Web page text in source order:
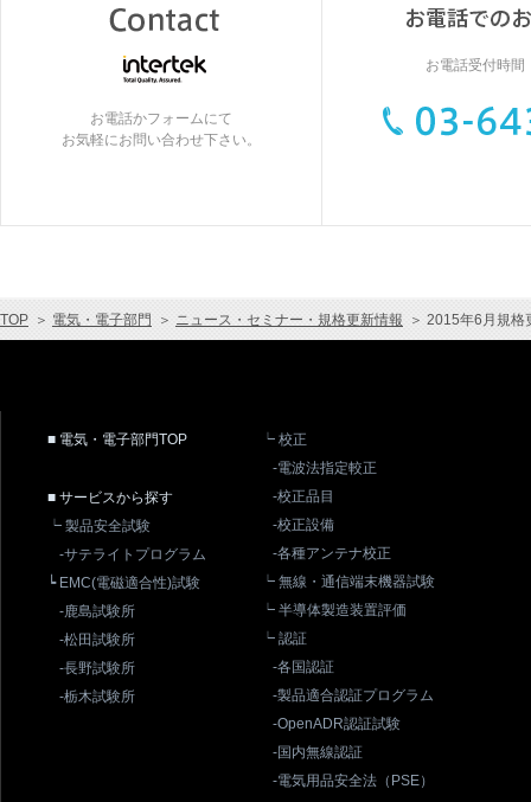
お電話かフォームにて
お気軽にお問い合わせ下さい。
お電話受付時間
TOP ＞ 電気・電子部門 ＞ ニュース・セミナー・規格更新情報 ＞ 2015年6月規格
■ 電気・電子部門TOP
■ サービスから探す
┕ 製品安全試験
-サテライトプログラム
┕ EMC(電磁適合性)試験
-鹿島試験所
-松田試験所
-長野試験所
-栃木試験所
┕ 校正
-電波法指定較正
-校正品目
-校正設備
-各種アンテナ校正
┕ 無線・通信端末機器試験
┕ 半導体製造装置評価
┕ 認証
-各国認証
-製品適合認証プログラム
-OpenADR認証試験
-国内無線認証
-電気用品安全法（PSE）